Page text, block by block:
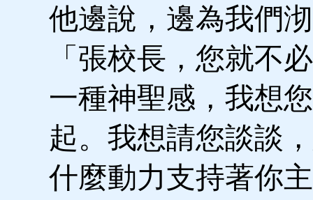
他邊說，邊為我們
「張校長，您就不
一種神聖感，我想
起。我想請您談談
什麼動力支持著你